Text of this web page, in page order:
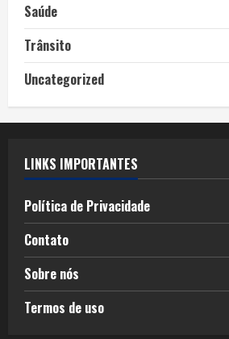
Saúde
Trânsito
Uncategorized
LINKS IMPORTANTES
Política de Privacidade
Contato
Sobre nós
Termos de uso